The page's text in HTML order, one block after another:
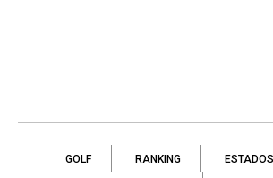
GOLF RANKING